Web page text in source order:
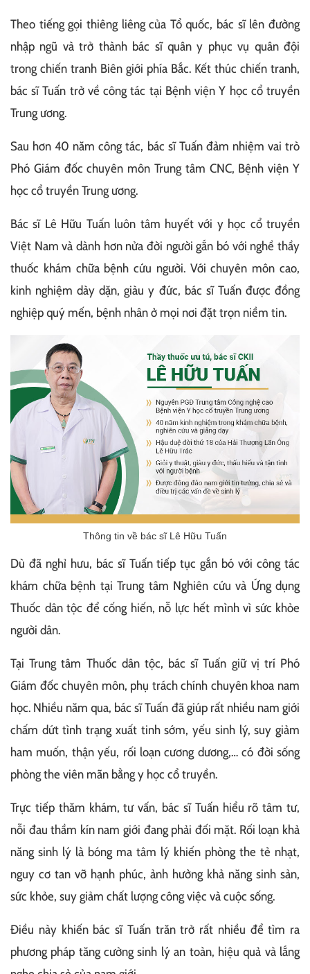
Theo tiếng gọi thiêng liêng của Tổ quốc, bác sĩ lên đường
nhập ngũ và trở thành bác sĩ quân y phục vụ quân đội
trong chiến tranh Biên giới phía Bắc. Kết thúc chiến tranh,
bác sĩ Tuấn trở về công tác tại Bệnh viện Y học cổ truyền
Trung ương.
Sau hơn 40 năm công tác, bác sĩ Tuấn đảm nhiệm vai trò
Phó Giám đốc chuyên môn Trung tâm CNC, Bệnh viện Y
học cổ truyền Trung ương.
Bác sĩ Lê Hữu Tuấn luôn tâm huyết với y học cổ truyền
Việt Nam và dành hơn nửa đời người gắn bó với nghề thầy
thuốc khám chữa bệnh cứu người. Với chuyên môn cao,
kinh nghiệm dày dặn, giàu y đức, bác sĩ Tuấn được đồng
nghiệp quý mến, bệnh nhân ở mọi nơi đặt trọn niềm tin.
Thông tin về bác sĩ Lê Hữu Tuấn
Dù đã nghỉ hưu, bác sĩ Tuấn tiếp tục gắn bó với công tác
khám chữa bệnh tại Trung tâm Nghiên cứu và Ứng dụng
Thuốc dân tộc để cống hiến, nỗ lực hết mình vì sức khỏe
người dân.
Tại Trung tâm Thuốc dân tộc, bác sĩ Tuấn giữ vị trí Phó
Giám đốc chuyên môn, phụ trách chính chuyên khoa nam
học. Nhiều năm qua, bác sĩ Tuấn đã giúp rất nhiều nam giới
chấm dứt tình trạng xuất tinh sớm, yếu sinh lý, suy giảm
ham muốn, thận yếu, rối loạn cương dương,… có đời sống
phòng the viên mãn bằng y học cổ truyền.
Trực tiếp thăm khám, tư vấn, bác sĩ Tuấn hiểu rõ tâm tư,
nỗi đau thầm kín nam giới đang phải đối mặt. Rối loạn khả
năng sinh lý là bóng ma tâm lý khiến phòng the tẻ nhạt,
nguy cơ tan vỡ hạnh phúc, ảnh hưởng khả năng sinh sản,
sức khỏe, suy giảm chất lượng công việc và cuộc sống.
Điều này khiến bác sĩ Tuấn trăn trở rất nhiều để tìm ra
phương pháp tăng cường sinh lý an toàn, hiệu quả và lắng